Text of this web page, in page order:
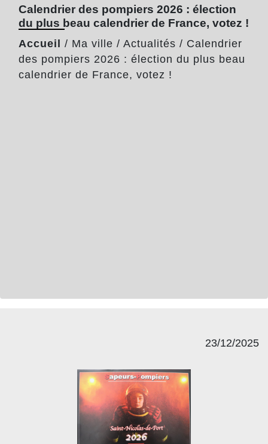
Calendrier des pompiers 2026 : élection
du plus beau calendrier de France, votez !
Accueil / Ma ville / Actualités / Calendrier
des pompiers 2026 : élection du plus beau
calendrier de France, votez !
23/12/2025